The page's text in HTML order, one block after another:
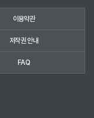
이용약관
저작권 안내
FAQ